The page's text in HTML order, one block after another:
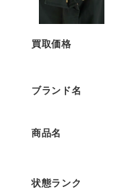
買取価格
ブランド名
商品名
状態ランク